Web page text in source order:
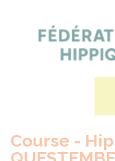
Course -